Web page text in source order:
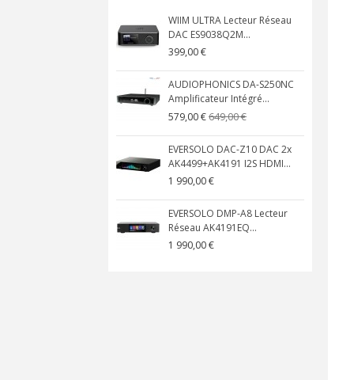
WIIM ULTRA Lecteur Réseau
DAC ES9038Q2M...
399,00 €
AUDIOPHONICS DA-S250NC
Amplificateur Intégré...
579,00 €649,00 €
EVERSOLO DAC-Z10 DAC 2x
AK4499+AK4191 I2S HDMI...
1 990,00 €
EVERSOLO DMP-A8 Lecteur
Réseau AK4191EQ...
1 990,00 €